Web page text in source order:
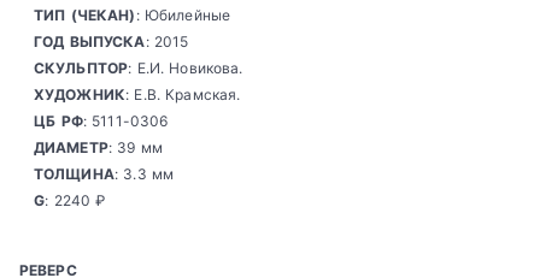
ТИП (ЧЕКАН) : Юбилейные
ГОД ВЫПУСКА: 2015
СКУЛЬПТОР: Е.И. Новикова.
ХУДОЖНИК: Е.В. Крамская.
ЦБ РФ: 5111-0306
ДИАМЕТР: 39 мм
ТОЛЩИНА: 3.3 мм
G: 2240 ₽
РЕВЕРС